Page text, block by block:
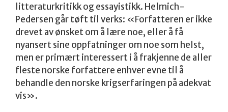
litteraturkritikk og essayistikk. Helmich-
Pedersen går tøft til verks: «Forfatteren er ikke
drevet av ønsket om å lære noe, eller å få
nyansert sine oppfatninger om noe som helst,
men er primært interessert i å frakjenne de aller
fleste norske forfattere enhver evne til å
behandle den norske krigserfaringen på adekvat
vis».